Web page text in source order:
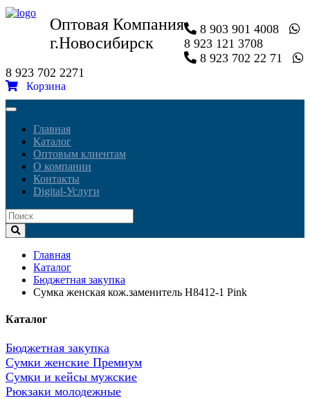
Оптовая Компания
г.Новосибирск
8 903 901 4008
8 923 121 3708
8 923 702 22 71
8 923 702 2271
Корзина
Toggle
navigationГлавная
Каталог
Оптовым клиентам
О компании
Контакты
Digital-Услуги
Главная
Каталог
Бюджетная закупка
Сумка женская кож.заменитель H8412-1 Pink
Каталог
Бюджетная закупка
Сумки женские Премиум
Сумки и кейсы мужские
Рюкзаки молодежные